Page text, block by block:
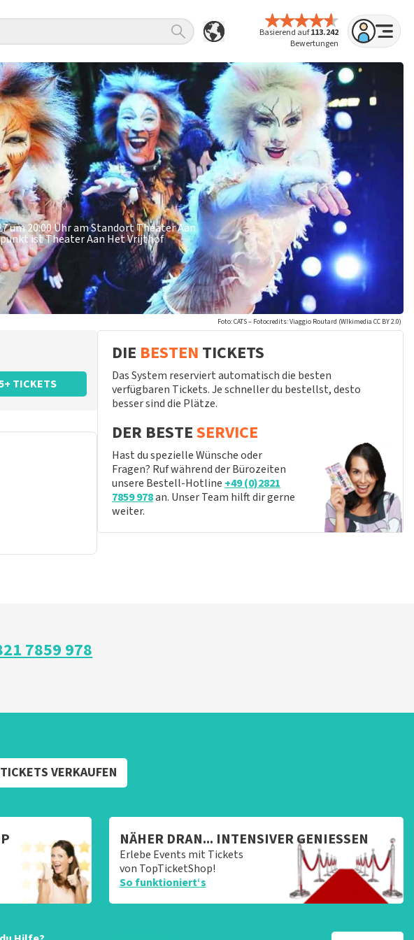
Basierend auf113.242
Bewertungen
um 20:00 Uhr am Standort Theater Aan
ist Theater Aan Het Vrijthof
Foto: CATS – Fotocredits: Viaggio Routard (WIkimedia CC BY 2.0)
TICKETS
DIE BESTEN TICKETS
Das System reserviert automatisch die besten
verfügbaren Tickets. Je schneller du bestellst, desto
besser sind die Plätze.
DER BESTESERVICE
Hast du spezielle Wünsche oder
Fragen? Ruf während der Bürozeiten
unsere Bestell-Hotline +49 (0)2821
7859 978an. Unser Team hilft dir gerne
weiter.
7859 978
TICKETS VERKAUFEN
NÄHER DRAN... INTENSIVER GENIESSEN
Erlebe Events mit Tickets
von TopTicketShop!
So funktioniert‘s